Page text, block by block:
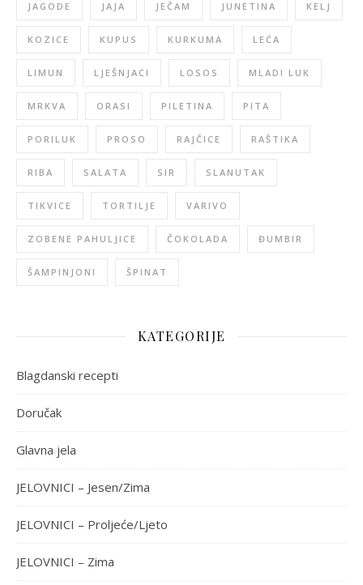
JAGODE JAJA JEČAM JUNETINA KELJ
KOZICE KUPUS KURKUMA LEĆA
LIMUN LJEŠNJACI LOSOS MLADI LUK
MRKVA ORASI PILETINA PITA
PORILUK PROSO RAJČICE RAŠTIKA
RIBA SALATA SIR SLANUTAK
TIKVICE TORTILJE VARIVO
ZOBENE PAHULJICE ČOKOLADA ĐUMBIR
ŠAMPINJONI ŠPINAT
KATEGORIJE
Blagdanski recepti
Doručak
Glavna jela
JELOVNICI – Jesen/Zima
JELOVNICI – Proljeće/Ljeto
JELOVNICI – Zima